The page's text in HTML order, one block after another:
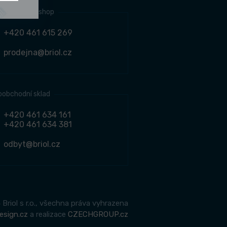
místo e-shop
+420 461 615 269
prodejna@briol.cz
sklad
+420 461 634 161
+420 461 634 381
odbyt@briol.cz
s r.o., všechna práva vyhrazena
a realizace CZECHGROUP.cz